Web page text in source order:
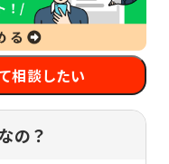
相談したい
の？